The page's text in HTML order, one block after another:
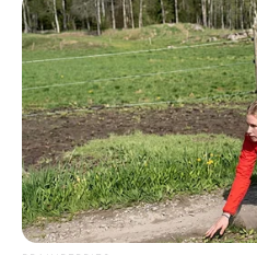
Dans le cadre prestigieux de
National du Trot 2025, trois
attention. Il s’agit de Jazzman
(13) et Invictus Madiba (10).
poteau, ce qui impose un défi
leur profil respectif mérite
les parieurs exigeants.
Analyse de la Base